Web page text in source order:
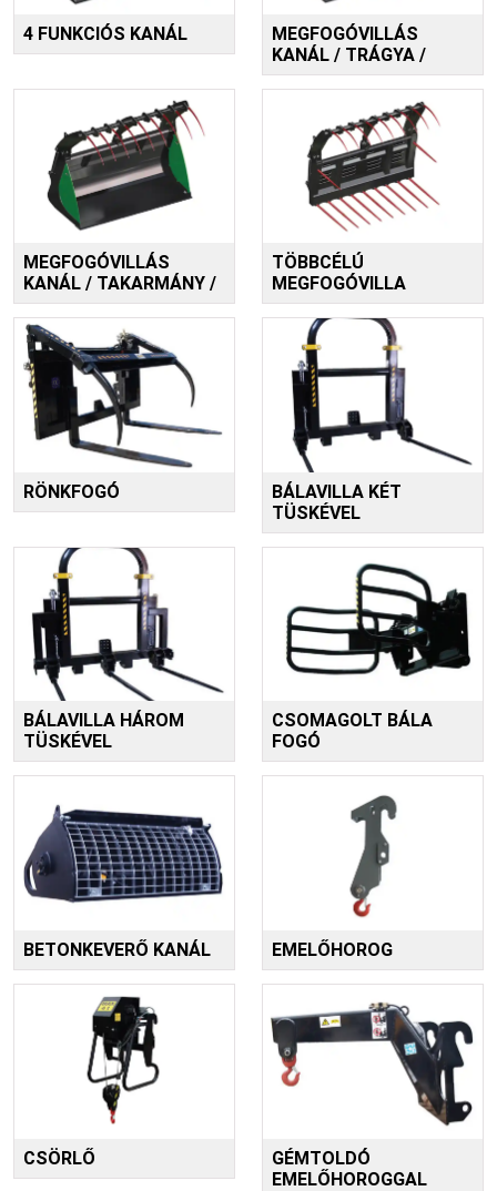
4 FUNKCIÓS KANÁL
MEGFOGÓVILLÁS
KANÁL / TRÁGYA /
MEGFOGÓVILLÁS
KANÁL / TAKARMÁNY /
TÖBBCÉLÚ
MEGFOGÓVILLA
RÖNKFOGÓ
BÁLAVILLA KÉT
TÜSKÉVEL
BÁLAVILLA HÁROM
TÜSKÉVEL
CSOMAGOLT BÁLA
FOGÓ
BETONKEVERŐ KANÁL EMELŐHOROG
CSÖRLŐ
GÉMTOLDÓ
EMELŐHOROGGAL